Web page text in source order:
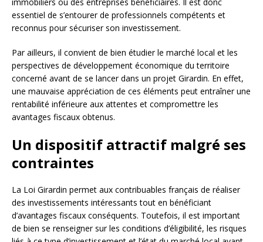
essentiel de s’entourer de professionnels compétents et
reconnus pour sécuriser son investissement.
Par ailleurs, il convient de bien étudier le marché local et les
perspectives de développement économique du territoire
concerné avant de se lancer dans un projet Girardin. En effet,
une mauvaise appréciation de ces éléments peut entraîner une
rentabilité inférieure aux attentes et compromettre les
avantages fiscaux obtenus.
Un dispositif attractif malgré ses
contraintes
La Loi Girardin permet aux contribuables français de réaliser
des investissements intéressants tout en bénéficiant
d’avantages fiscaux conséquents. Toutefois, il est important
de bien se renseigner sur les conditions d’éligibilité, les risques